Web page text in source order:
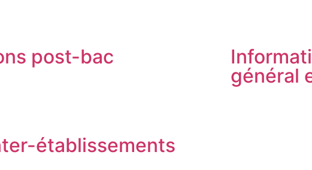
post-bac
général
établissements